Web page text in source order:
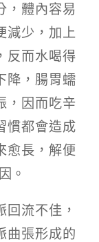
，體內容易
減少，加上
反而水喝得
降，腸胃蠕
，因而吃辛
慣都會造成
愈長，解便
。
流不佳，
曲張形成的